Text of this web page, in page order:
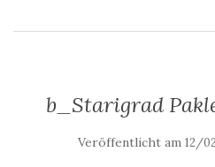
b_Starigrad
Veröffentlicht am 12/